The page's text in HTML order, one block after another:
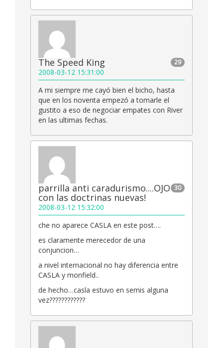
29
The Speed King
2008-03-12 15:31:00
A mi siempre me cayó bien el bicho, hasta
que en los noventa empezó a tomarle el
gustito a eso de negociar empates con River
en las ultimas fechas.
30
parrilla anti caradurismo....OJO
con las doctrinas nuevas!
2008-03-12 15:32:00
che no aparece CASLA en este post….
es claramente merecedor de una
conjuncion…
a nivel internacional no hay diferencia entre
CASLA y monfield..
de hecho…casla estuvo en semis alguna
vez????????????